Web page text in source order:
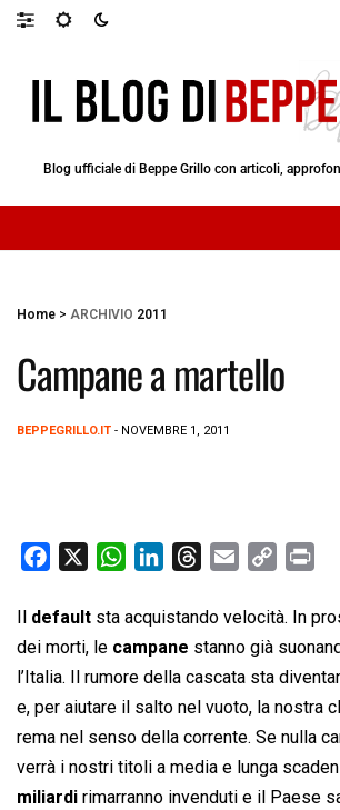
Blog ufficiale di Beppe Grillo con articoli,
Home > ARCHIVIO 2011
Campane a martello
BEPPEGRILLO.IT - NOVEMBRE 1, 2011
c
e
b
o
o
k
W
a
t
s
A
p
p
n
k
e
d
I
n
r
e
a
d
s
a
i
l
p
y
L
i
n
k
i
n
t
default sta acquistando velocità. In
dei morti, le campane stanno già
l’Italia. Il rumore della cascata sta
e, per aiutare il salto nel vuoto, la nostra
rema nel senso della corrente. Se nulla
verrà i nostri titoli a media e lunga
miliardi rimarranno invenduti e il Paese